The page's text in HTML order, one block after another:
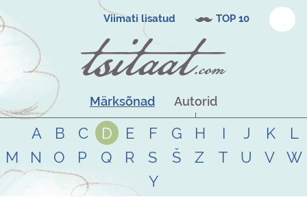
Viimati lisatud TOP 10
Märksõnad Autorid
A B C D E F G H I J K
L
M
N O P Q R S Š Z T U V
W
Y